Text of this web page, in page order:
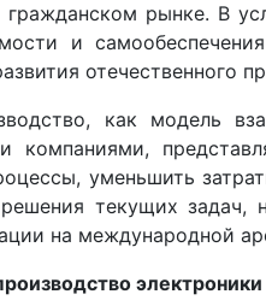
рынке. В
и
отечественного
как модель
компаниями,
уменьшить
текущих задач,
на международной